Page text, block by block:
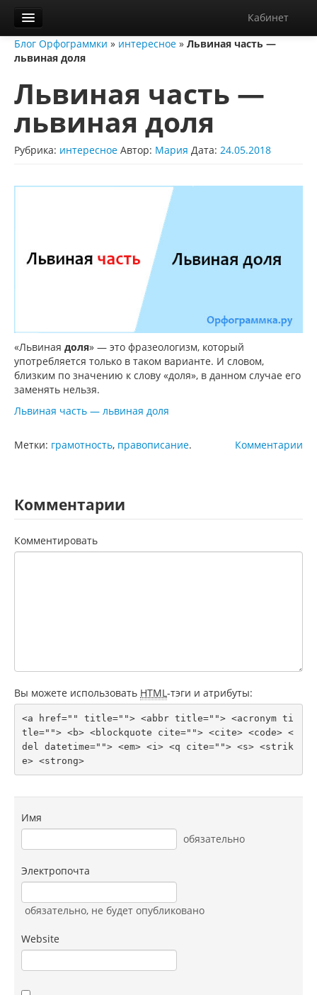
Кабинет
Орфограммка
Блог
О нас
Контакты
Справка
Блог Орфограммки » интересное » Львиная часть —
львиная доля
Львиная часть —
львиная доля
Рубрика: интересное Автор: Мария Дата: 24.05.2018
«Львиная доля» — это фразеологизм, который
употребляется только в таком варианте. И словом,
близким по значению к слову «доля», в данном случае его
заменять нельзя.
Львиная часть — львиная доля
Комментарии
Метки: грамотность, правописание.
Комментарии
Комментировать
Вы можете использовать HTML-тэги и атрибуты:
<a href="" title=""> <abbr title=""> <acronym ti
tle=""> <b> <blockquote cite=""> <cite> <code> <
del datetime=""> <em> <i> <q cite=""> <s> <strik
e> <strong>
Имя
обязательно
Электропочта
обязательно, не будет опубликовано
Website